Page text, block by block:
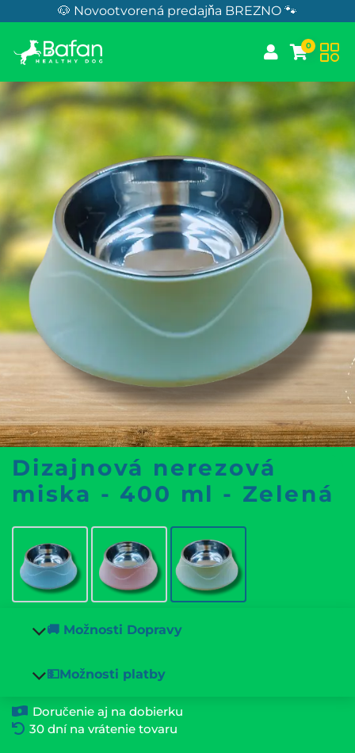
Skip to Content🐶 Novootvorená predajňa BREZNO 🐾
0
Dizajnová nerezová
miska - 400 ml - Zelená
🚚 Možnosti Dopravy
💵Možnosti platby
Doručenie aj na dobierku
30 dní na vrátenie tovaru